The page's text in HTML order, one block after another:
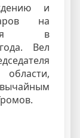
и
на
в
Вел